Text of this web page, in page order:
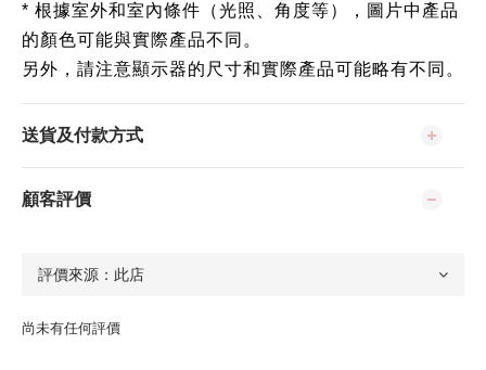
* 根據室外和室內條件（光照、角度等），圖片中產品
的顏色可能與實際產品不同。
另外，請注意顯示器的尺寸和實際產品可能略有不同。
送貨及付款方式
顧客評價
尚未有任何評價